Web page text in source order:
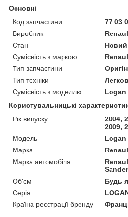
Основні
Код запчастини
77 03
Виробник
Стан
Новий
Сумісність з маркою
Тип запчастини
Тип техніки
Сумісність з моделлю
Logan
Користувальницькі
Рік випуску
2004,
2009,
Мoдель
Logan
Марка
Марка автомобіля
Об'єм
Будь
Серія
Країна реєстрації бренду